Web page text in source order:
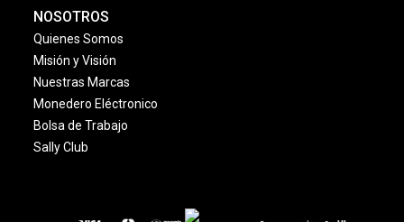
NOSOTROS
Quienes Somos
Misión y Visión
Nuestras Marcas
Monedero Eléctronico
Bolsa de Trabajo
Sally Club